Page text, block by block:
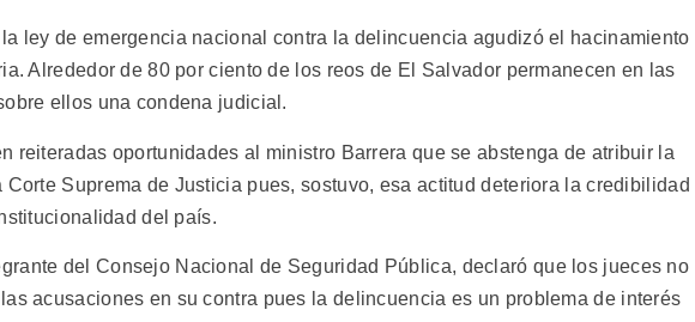
ley de emergencia nacional contra la delincuencia agudizó el hacinamiento
Alrededor de 80 por ciento de los reos de El Salvador permanecen en las
ellos una condena judicial.
reiteradas oportunidades al ministro Barrera que se abstenga de atribuir la
Suprema de Justicia pues, sostuvo, esa actitud deteriora la credibilidad
del país.
del Consejo Nacional de Seguridad Pública, declaró que los jueces no
acusaciones en su contra pues la delincuencia es un problema de interés